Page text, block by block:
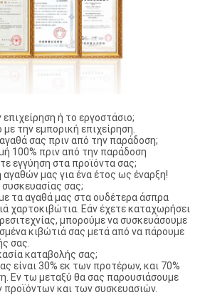
ή το εργοστάσιο;
την εμπορική επιχείρηση.
σας πριν από την παράδοση;
100% πριν από την παράδοση
εγγύηση στα προϊόντα σας;
αγαθών μας για ένα έτος ως έναρξη!
συσκευασίας σας;
τα αγαθά μας στα ουδέτερα άσπρα
χαρτοκιβώτια. Εάν έχετε καταχωρήσει
μπορούμε να συσκευάσουμε
κιβώτιά σας μετά από να πάρουμε
σας.
καταβολής σας;
είναι 30% εκ των προτέρων, και 70%
Εν τω μεταξύ θα σας παρουσιάσουμε
και των συσκευασιών.